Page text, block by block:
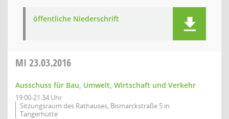
öffentliche Niederschrift
MI 23.03.2016
Ausschuss für Bau, Umwelt, Wirtschaft und Verkehr
19:00-21:34 Uhr
Sitzungsraum des Rathauses, Bismarckstraße 5 in
Tangerhütte